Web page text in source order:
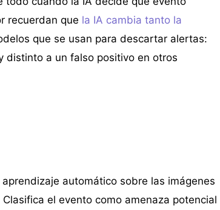
recuerdan que la IA cambia tanto la
que se usan para descartar alertas:
distinto a un falso positivo en otros
automático sobre las imágenes
el evento como amenaza potencial